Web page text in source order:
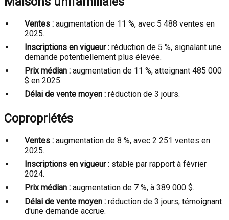
Ventes : augmentation de 11 %, avec 5 488 ventes en
2025.
Inscriptions en vigueur : réduction de 5 %, signalant une
demande potentiellement plus élevée.
Prix médian : augmentation de 11 %, atteignant 485 000
$ en 2025.
Délai de vente moyen : réduction de 3 jours.
Copropriétés
Ventes : augmentation de 8 %, avec 2 251 ventes en
2025.
Inscriptions en vigueur : stable par rapport à février
2024.
Prix médian : augmentation de 7 %, à 389 000 $.
Délai de vente moyen : réduction de 3 jours, témoignant
d'une demande accrue.